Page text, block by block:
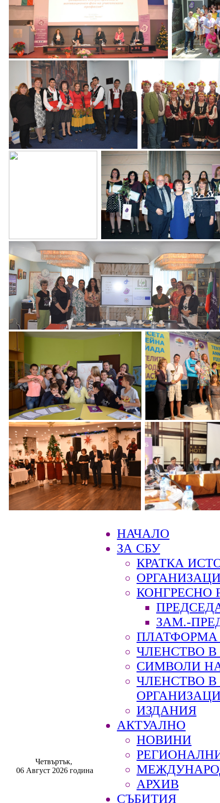
Четвъртък,
06 Август 2026 година
НАЧАЛО
ЗА СБУ
КРАТКА
КОНГРЕСНО
ЗАМ.-
ПЛАТФОРМА
ЧЛЕНСТВО В
СИМВОЛИ
ЧЛЕНСТВО
ИЗДАНИЯ
АКТУАЛНО
НОВИНИ
АРХИВ
СЪБИТИЯ